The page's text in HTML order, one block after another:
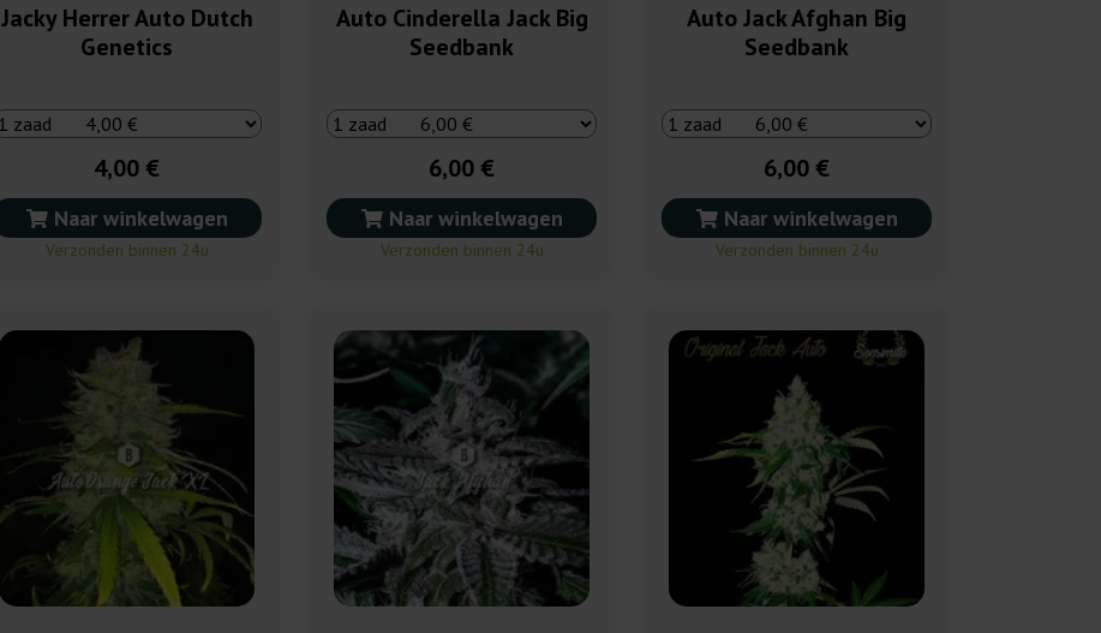
Jacky Herrer Auto Dutch
Genetics
4,00 €
Naar winkelwagen
Verzonden binnen 24u
Auto Cinderella Jack Big
Seedbank
6,00 €
Naar winkelwagen
Verzonden binnen 24u
Auto Jack Afghan Big
Seedbank
6,00 €
Naar winkelwagen
Verzonden binnen 24u